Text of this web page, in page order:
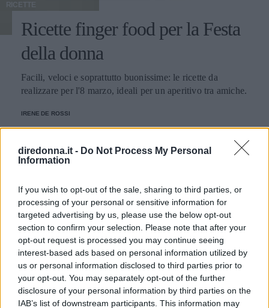
diredonna.it - Do Not Process My Personal
Information
If you wish to opt-out of the sale, sharing to third parties, or
processing of your personal or sensitive information for
targeted advertising by us, please use the below opt-out
section to confirm your selection. Please note that after your
opt-out request is processed you may continue seeing
interest-based ads based on personal information utilized by
us or personal information disclosed to third parties prior to
your opt-out. You may separately opt-out of the further
disclosure of your personal information by third parties on the
IAB’s list of downstream participants. This information may
RICETTE
Ricette finger food per la Festa
della donna
Facili, veloci e soprattutto buonissime: le ricette da
realizzare per l'8 marzo, ideali per un aperitivo tra amiche.
IRENE DE ROSSI